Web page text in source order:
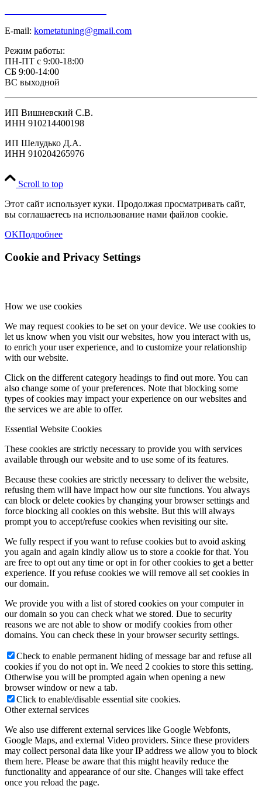
E-mail: kometatuning@gmail.com
Режим работы:
ПН-ПТ с 9:00-18:00
СБ 9:00-14:00
ВС выходной
ИП Вишневский С.В.
ИНН 910214400198
ИП Шелудько Д.А.
ИНН 910204265976
Scroll to top
Этот сайт использует куки. Продолжая просматривать сайт,
вы соглашаетесь на использование нами файлов cookie.
OKПодробнее
Cookie and Privacy Settings
How we use cookies
We may request cookies to be set on your device. We use cookies to
let us know when you visit our websites, how you interact with us,
to enrich your user experience, and to customize your relationship
with our website.
Click on the different category headings to find out more. You can
also change some of your preferences. Note that blocking some
types of cookies may impact your experience on our websites and
the services we are able to offer.
Essential Website Cookies
These cookies are strictly necessary to provide you with services
available through our website and to use some of its features.
Because these cookies are strictly necessary to deliver the website,
refusing them will have impact how our site functions. You always
can block or delete cookies by changing your browser settings and
force blocking all cookies on this website. But this will always
prompt you to accept/refuse cookies when revisiting our site.
We fully respect if you want to refuse cookies but to avoid asking
you again and again kindly allow us to store a cookie for that. You
are free to opt out any time or opt in for other cookies to get a better
experience. If you refuse cookies we will remove all set cookies in
our domain.
We provide you with a list of stored cookies on your computer in
our domain so you can check what we stored. Due to security
reasons we are not able to show or modify cookies from other
domains. You can check these in your browser security settings.
Check to enable permanent hiding of message bar and refuse all
cookies if you do not opt in. We need 2 cookies to store this setting.
Otherwise you will be prompted again when opening a new
browser window or new a tab.
Click to enable/disable essential site cookies.
Other external services
We also use different external services like Google Webfonts,
Google Maps, and external Video providers. Since these providers
may collect personal data like your IP address we allow you to block
them here. Please be aware that this might heavily reduce the
functionality and appearance of our site. Changes will take effect
once you reload the page.